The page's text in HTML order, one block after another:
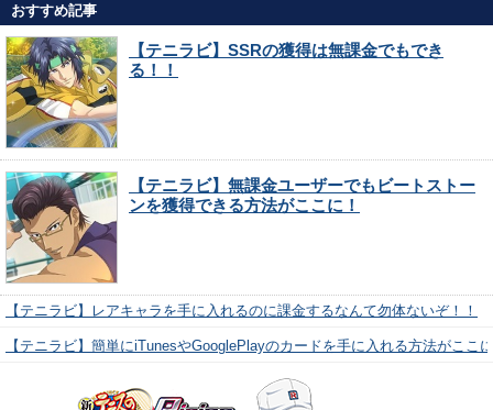
おすすめ記事
【テニラビ】SSRの獲得は無課金でもでき
る！！
【テニラビ】無課金ユーザーでもビートストー
ンを獲得できる方法がここに！
【テニラビ】レアキャラを手に入れるのに課金するなんて勿体ないぞ！！
【テニラビ】簡単にiTunesやGooglePlayのカードを手に入れる方法がここ